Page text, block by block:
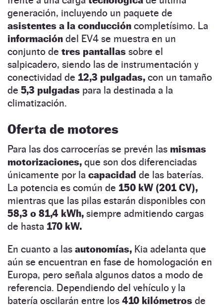
generación, incluyendo un paquete de
asistentes a la conducción completísimo. La
información del EV4 se muestra en un
conjunto de tres pantallas sobre el
salpicadero, siendo las de instrumentación y
conectividad de 12,3 pulgadas, con un tamaño
de 5,3 pulgadas para la destinada a la
climatización.
Oferta de motores
Para las dos carrocerías se prevén las mismas
motorizaciones, que son dos diferenciadas
únicamente por la capacidad de las baterías.
La potencia es común de 150 kW (201 CV),
mientras que las pilas estarán disponibles con
58,3 o 81,4 kWh, siempre admitiendo cargas
de hasta 170 kW.
En cuanto a las autonomías, Kia adelanta que
aún se encuentran en fase de homologación en
Europa, pero señala algunos datos a modo de
referencia. Dependiendo del vehículo y la
batería oscilarán entre los 410 kilómetros de